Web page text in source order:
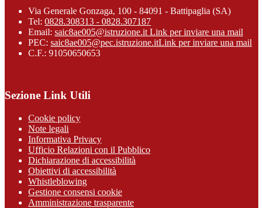
Via Generale Gonzaga, 100 - 84091 - Battipaglia (SA)
Tel: 0828.308313 - 0828.307187
Email: saic8ae005@istruzione.it Link per inviare una mail
PEC: saic8ae005@pec.istruzione.itLink per inviare una mail
C.F.: 91050650653
Sezione Link Utili
Cookie policy
Note legali
Informativa Privacy
Ufficio Relazioni con il Pubblico
Dichiarazione di accessibilità
Obiettivi di accessibilità
Whistleblowing
Gestione consensi cookie
Amministrazione trasparente